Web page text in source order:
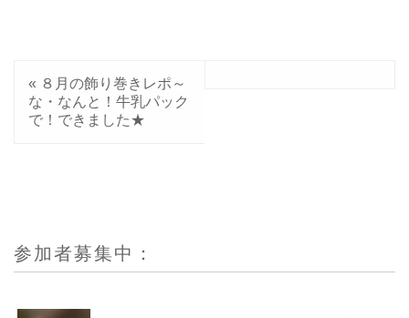
« ８月の飾り巻きレポ～
な・なんと！牛乳パック
で！できました★
参加者募集中：